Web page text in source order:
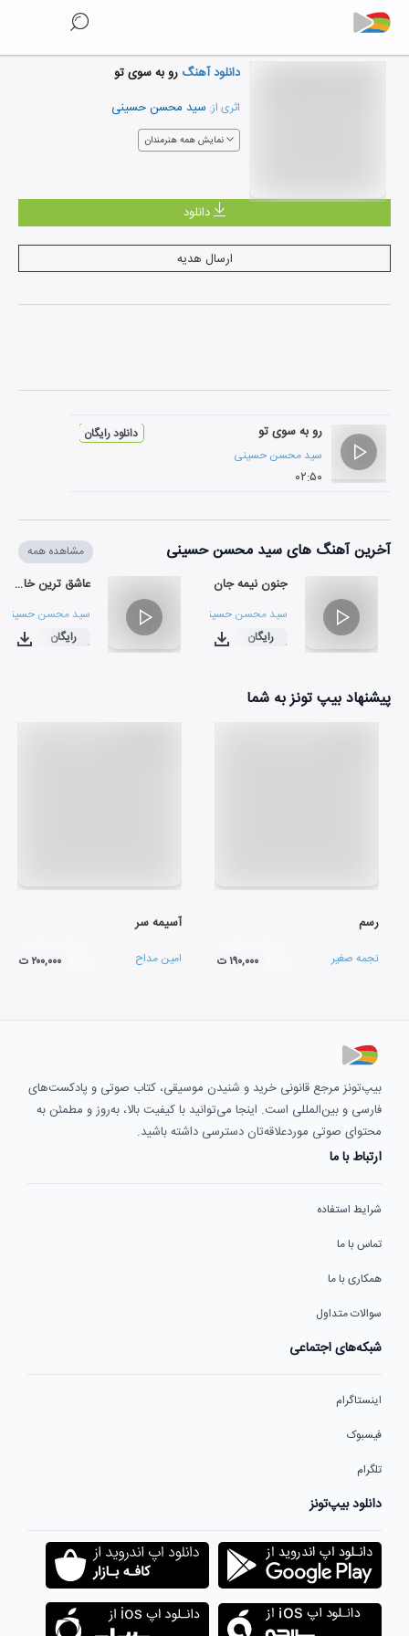
دانلود آهنگ رو به سوی تو
اثری از: سید محسن حسینی
نمایش همه هنرمندان
دانلود
ارسال هدیه
رو به سوی تو
سید محسن حسینی
۰۲:۵۰
دانلود رایگان
آخرین آهنگ های سید محسن حسینی مشاهده همه
جنون نیمه جان
سید محسن حسینی
۰۳:۳۸
رایگان
عاشق ترین خاک
سید محسن حسینی
۰۳:۲۵
رایگان
پیشنهاد بیپ تونز به شما
رسم
نجمه صغیر ۱۹۰,۰۰۰ ت
آسیمه سر
امین مداح ۲۰۰,۰۰۰ ت
بیپ‌تونز مرجع قانونی خرید و شنیدن موسیقی، کتاب صوتی و پادکست‌های
فارسی و بین‌المللی است. اینجا می‌توانید با کیفیت بالا، به‌روز و مطمئن به
محتوای صوتی موردعلاقه‌تان دسترسی داشته باشید.
ارتباط با ما
شرایط استفاده
تماس با ما
همکاری با ما
سوالات متداول
شبکه‌های اجتماعی
اینستاگرام
فیسبوک
تلگرام
دانلود بیپ‌تونز